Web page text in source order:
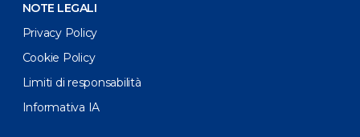
NOTE LEGALI
Privacy Policy
Cookie Policy
Limiti di responsabilità
Informativa IA